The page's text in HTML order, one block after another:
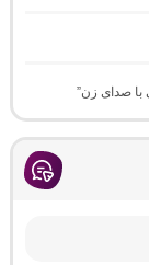
صدای زن”